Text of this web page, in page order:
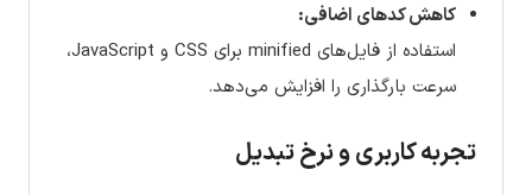
کاهش کدهای اضافی:
استفاده از فایل‌های minified برای CSS و JavaScript،
سرعت بارگذاری را افزایش می‌دهد.
تجربه کاربری و نرخ تبدیل